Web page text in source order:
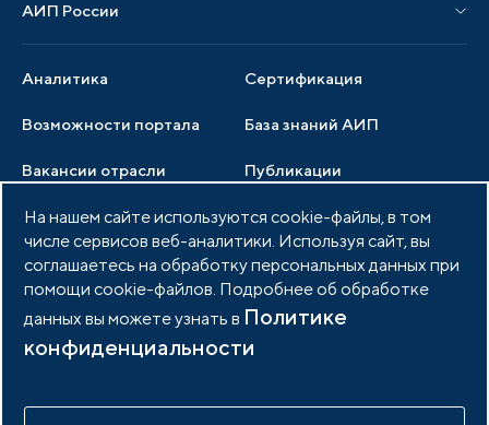
Аналитика Сертификация
Возможности портала
Образцы документов
База знаний АИП
Вакансии отрасли
Новости отрасли
Публикации
Медиатека Тендеры
АИП России
Члены ассоциации
Услуги ассоциации
Документы АИП
Партнеры ассоциации
Фото и видео
Членство в АИП Войти в личный кабинет
На нашем сайте используются cookie-файлы, в том
числе сервисов веб-аналитики. Используя сайт, вы
соглашаетесь на обработку персональных данных при
помощи cookie-файлов. Подробнее об обработке
данных вы можете узнать в Политике
конфиденциальности